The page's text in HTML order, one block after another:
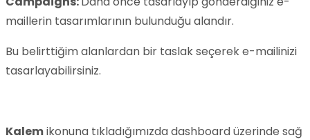
maillerin tasarımlarının bulunduğu alandır.
Bu belirttiğim alanlardan bir taslak seçerek e-mailinizi
tasarlayabilirsiniz.
Kalemikonuna tıkladığımızda dashboard üzerinde sağ